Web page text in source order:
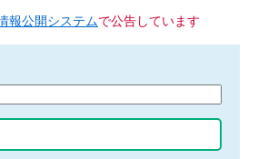
報公開システムで公告しています